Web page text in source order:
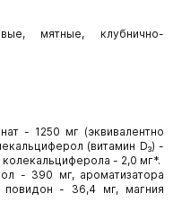
мятные, клубнично-
- 1250 мг (эквивалентно
(витамин D₃) -
- 2,0 мг*.
- 390 мг, ароматизатора
повидон - 36,4 мг, магния